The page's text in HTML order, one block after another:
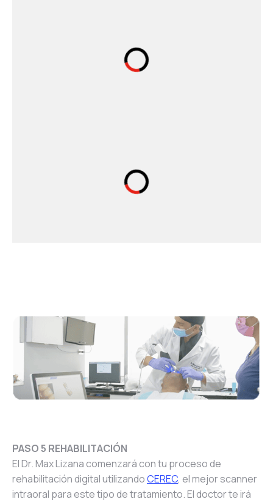
PASO 5 REHABILITACIÓN
El Dr. Max Lizana comenzará con tu proceso de
rehabilitación digital utilizandoCEREC, el mejor scanner
intraoral para este tipo de tratamiento. El doctor te irá